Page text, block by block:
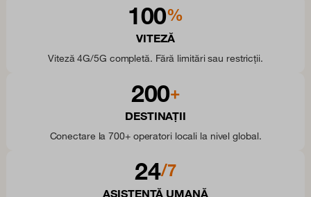
100%
VITEZĂ
Viteză 4G/5G completă. Fără limitări sau restricții.
200+
DESTINAȚII
Conectare la 700+ operatori locali la nivel global.
24/7
ASISTENȚĂ UMANĂ